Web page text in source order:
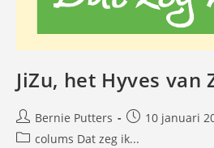
JiZu, het Hyves van
Bericht
auteur:
Bernie Putters
Bericht
gepubliceerd
10 januari
Berichtcategorie:
colums Dat zeg ik...